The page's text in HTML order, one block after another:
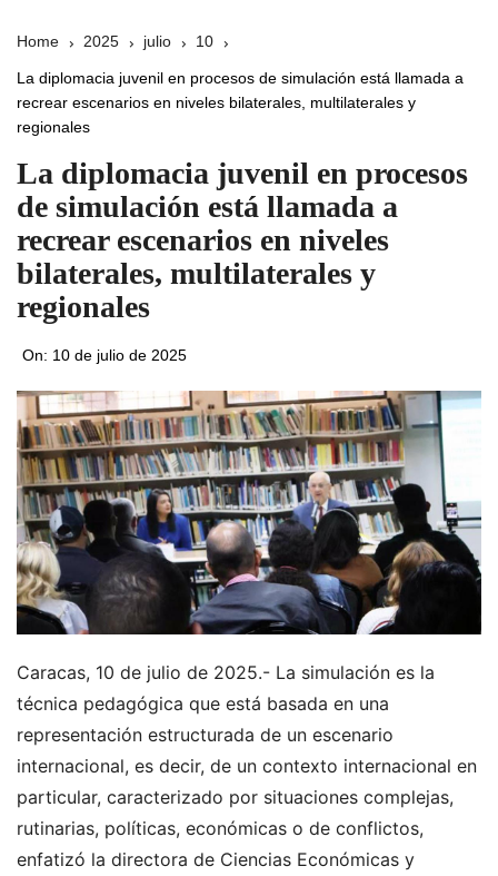
Home 2025 julio 10
La diplomacia juvenil en procesos de simulación está llamada a
recrear escenarios en niveles bilaterales, multilaterales y
regionales
La diplomacia juvenil en procesos
de simulación está llamada a
recrear escenarios en niveles
bilaterales, multilaterales y
regionales
On: 10 de julio de 2025
Caracas, 10 de julio de 2025.- La simulación es la
técnica pedagógica que está basada en una
representación estructurada de un escenario
internacional, es decir, de un contexto internacional en
particular, caracterizado por situaciones complejas,
rutinarias, políticas, económicas o de conflictos,
enfatizó la directora de Ciencias Económicas y